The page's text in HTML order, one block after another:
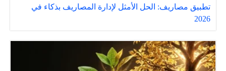
تطبيق مصاريف: الحل الأمثل لإدارة المصاريف بذكاء في
2026